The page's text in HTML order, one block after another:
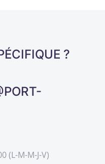
?
(L-M-M-J-V)